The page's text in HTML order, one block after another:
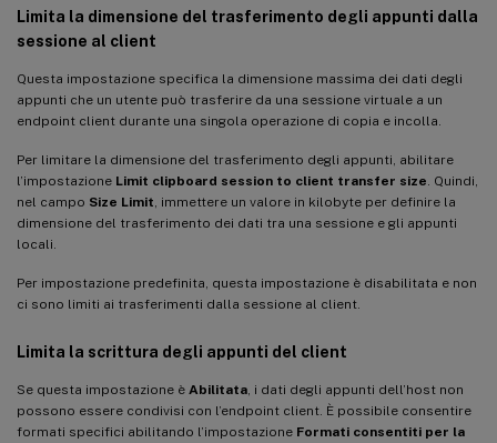
Limita la dimensione del trasferimento degli appunti dalla
sessione al client
Questa impostazione specifica la dimensione massima dei dati degli
appunti che un utente può trasferire da una sessione virtuale a un
endpoint client durante una singola operazione di copia e incolla.
Per limitare la dimensione del trasferimento degli appunti, abilitare
l’impostazione Limit clipboard session to client transfer size . Quindi,
nel campo Size Limit , immettere un valore in kilobyte per definire la
dimensione del trasferimento dei dati tra una sessione e gli appunti
locali.
Per impostazione predefinita, questa impostazione è disabilitata e non
ci sono limiti ai trasferimenti dalla sessione al client.
Limita la scrittura degli appunti del client
Se questa impostazione è Abilitata , i dati degli appunti dell’host non
possono essere condivisi con l’endpoint client. È possibile consentire
formati specifici abilitando l’impostazione Formati consentiti per la